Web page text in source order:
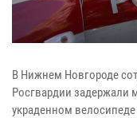
В Нижнем Новгороде
Росгвардии задержали
украденном